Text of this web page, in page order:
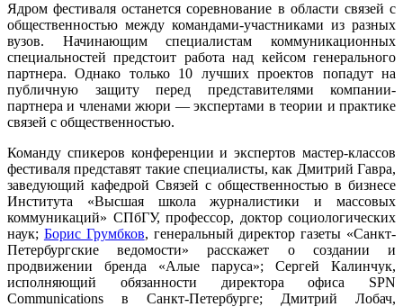
Ядром фестиваля останется соревнование в области связей с
общественностью между командами-участниками из разных
вузов. Начинающим специалистам коммуникационных
специальностей предстоит работа над кейсом генерального
партнера. Однако только 10 лучших проектов попадут на
публичную защиту перед представителями компании-
партнера и членами жюри — экспертами в теории и практике
связей с общественностью.
Команду спикеров конференции и экспертов мастер-классов
фестиваля представят такие специалисты, как Дмитрий Гавра,
заведующий кафедрой Связей с общественностью в бизнесе
Института «Высшая школа журналистики и массовых
коммуникаций» СПбГУ, профессор, доктор социологических
наук; Борис Грумбков, генеральный директор газеты «Санкт-
Петербургские ведомости» расскажет о создании и
продвижении бренда «Алые паруса»; Сергей Калинчук,
исполняющий обязанности директора офиса SPN
Communications в Санкт-Петербурге; Дмитрий Лобач,